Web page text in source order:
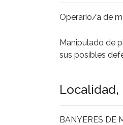
Operario/a de
Manipulado de
sus posibles
Localidad,
BANYERES DE